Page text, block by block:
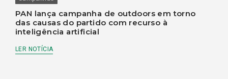
PAN lança campanha de outdoors em torno
das causas do partido com recurso à
inteligência artificial
LER NOTÍCIA